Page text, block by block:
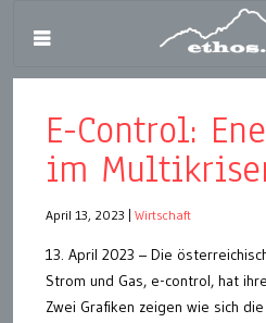
E-Control:
im
April 13, 2023 Wirtschaft
13. April 2023 – Die
Strom und Gas, e-control, hat
Zwei Grafiken zeigen wie sich